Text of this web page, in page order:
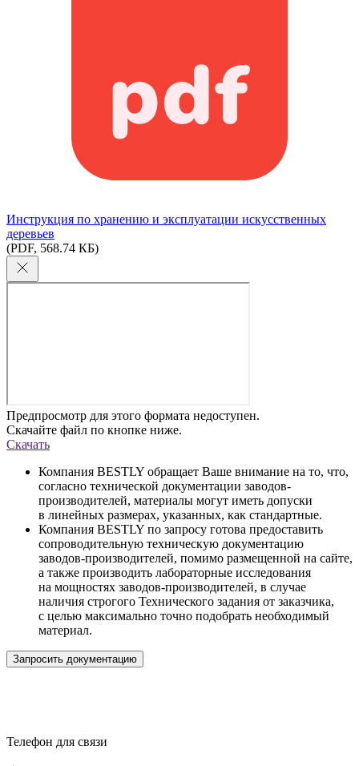
Инструкция по хранению и эксплуатации искусственных
деревьев
(PDF, 568.74 КБ)
Предпросмотр для этого формата недоступен.
Скачайте файл по кнопке ниже.
Скачать
Компания BESTLY обращает Ваше внимание на то, что,
согласно технической документации заводов-
производителей, материалы могут иметь допуски
в линейных размерах, указанных, как стандартные.
Компания BESTLY по запросу готова предоставить
сопроводительную техническую документацию
заводов-производителей, помимо размещенной на сайте,
а также производить лабораторные исследования
на мощностях заводов-производителей, в случае
наличия строгого Технического задания от заказчика,
с целью максимально точно подобрать необходимый
материал.
Запросить документацию
Телефон для связи